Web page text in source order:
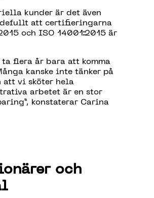
kunder är det även
att certifieringarna
och ISO 14001:2015 är
ta flera år bara att komma
kanske inte tänker på
att vi sköter hela
arbetet är en stor
konstaterar Carina
och